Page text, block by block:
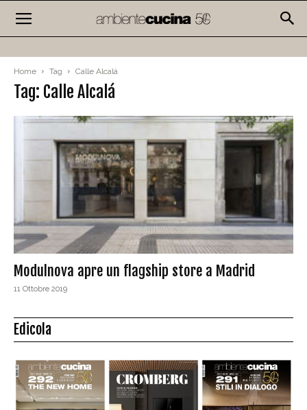
Home Tag Calle Alcalá
Tag: Calle Alcalá
Modulnova apre un flagship store a Madrid
11 Ottobre 2019
Edicola